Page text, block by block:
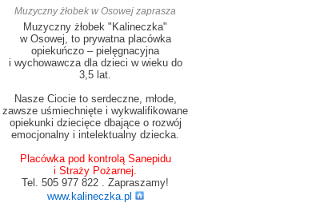
Muzyczny żłobek w Osowej zaprasza
Muzyczny żłobek "Kalineczka"
w Osowej, to prywatna placówka
opiekuńczo – pielęgnacyjna
i wychowawcza dla dzieci w wieku do
3,5 lat.
Nasze Ciocie to serdeczne, młode,
zawsze uśmiechnięte i wykwalifikowane
opiekunki dziecięce dbające o rozwój
emocjonalny i intelektualny dziecka.
Placówka pod kontrolą Sanepidu
i Straży Pożarnej.
Tel. 505 977 822 . Zapraszamy!
www.kalineczka.pl